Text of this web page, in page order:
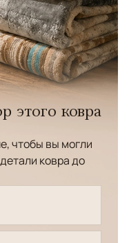
этого ковра
чтобы вы могли
ковра до